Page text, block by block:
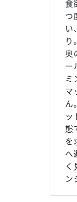
食
つ
い
り
奥
ー
ミ
マ
ん
ッ
態
を
へ
く
ン